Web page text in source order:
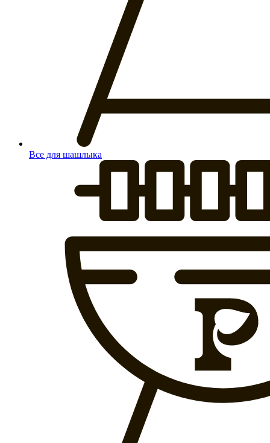
Все для шашлыка